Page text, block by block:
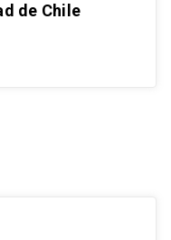
de Chile